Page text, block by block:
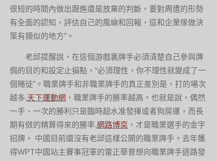
很短的時間內做出跟進還是放棄的判斷，要對周遭的形勢
有全面的認知，評估自己的風嶮和回報，這和企業傢做決
策有類似的地方”。
老邱提醒說，在這個游戲裏牌手必須清楚自己參與牌
侷的目的和設定止損點，“必須理性，你不理性就變成了一
個賭徒”。職業牌手和非職業牌手的真正差別是，打的場次
越多,天下運動網 ，職業牌手的勝率越高。也就是說，偶然
一手、一次的勝利只是臨時超水准發揮或者狗屎運，而長
期有傚的精算得來的勝率,網路博奕 ，才是職業選手的金字
招牌。 中國目前還沒有老邱這樣公開的職業牌手。去年獲
得WPT中國站主賽事冠軍的雷正華曾想向職業牌手道路發